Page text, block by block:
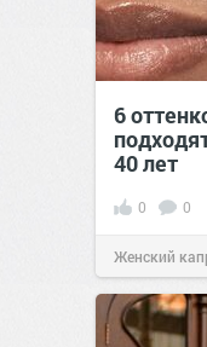
6
40 лет
0 0
Женский